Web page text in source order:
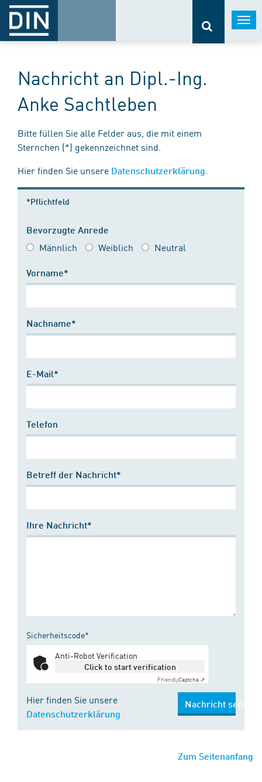
Nachricht an Dipl.-Ing.
Anke Sachtleben
Bitte füllen Sie alle Felder aus, die mit einem
Sternchen (*) gekennzeichnet sind.
Hier finden Sie unsere Datenschutzerklärung
*Pflichtfeld
Bevorzugte Anrede
Männlich Weiblich Neutral
Vorname*
Nachname*
E-Mail*
Telefon
Betreff der Nachricht*
Ihre Nachricht*
Sicherheitscode*
Anti-Robot Verification
Click to start verification
FriendlyCaptcha ⇗
Hier finden Sie unsere
Datenschutzerklärung
Nachricht senden
Zum Seitenanfang